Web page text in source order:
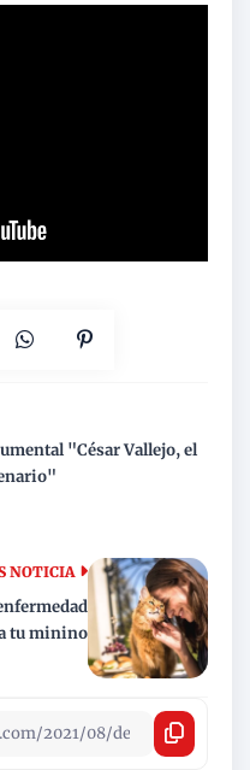
NOTICIA
tu minino
"César Vallejo, el